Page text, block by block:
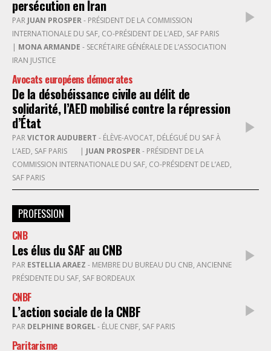
persécution en Iran
PAR JUAN PROSPER
INTERNATIONALE DU SAF, CO-PRÉSIDENT DE L’AED, SAF PARIS
| MONA ARMANDE
IRAN JUSTICE
Avocats européens démocrates
De la désobéissance civile au délit de
solidarité, l’AED mobilisé contre la répression
d’État
PARVICTOR AUDUBERT
L’AED, SAF PARIS
| JUAN PROSPER
COMMISSION INTERNATIONALE DU SAF, CO-PRÉSIDENT DE L’AED,
SAF PARIS
PROFESSION
CNB
Les élus du SAF au CNB
PAR ESTELLIA ARAEZ
PRÉSIDENTE DU SAF, SAF BORDEAUX
CNBF
L’action sociale de la CNBF
PAR DELPHINE BORGEL- ÉLUE CNBF, SAF PARIS
Paritarisme